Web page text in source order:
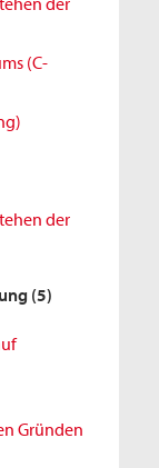
(C-
der
(5)
Gründen